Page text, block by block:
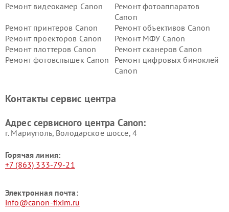
Ремонт видеокамер Canon
Ремонт фотоаппаратов
Canon
Ремонт принтеров Canon
Ремонт объективов Canon
Ремонт проекторов Canon
Ремонт МФУ Canon
Ремонт плоттеров Canon
Ремонт сканеров Canon
Ремонт фотовспышек Canon
Ремонт цифровых биноклей
Canon
Контакты сервис центра
Адрес сервисного центра Canon:
г. Мариуполь, Володарское шоссе, 4
Горячая линия:
+7 (863) 333-79-21
Электронная почта:
info@canon-fixim.ru